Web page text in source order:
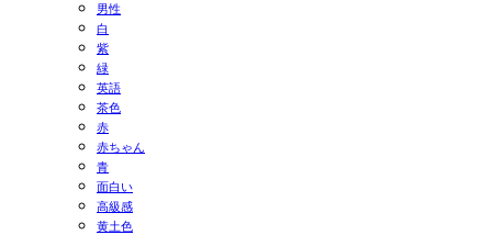
男性
白
紫
緑
英語
茶色
赤
赤ちゃん
青
面白い
高級感
黄土色